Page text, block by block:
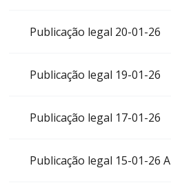
Publicação legal 20-01-26
Publicação legal 19-01-26
Publicação legal 17-01-26
Publicação legal 15-01-26 A